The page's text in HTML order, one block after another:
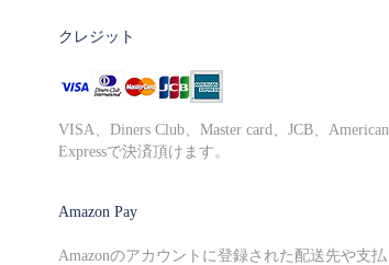
クレジット
VISA、Diners Club、Master card、JCB、American
Expressで決済頂けます。
Amazon Pay
Amazonのアカウントに登録された配送先や支払